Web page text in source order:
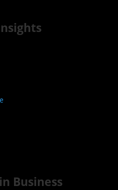
Business